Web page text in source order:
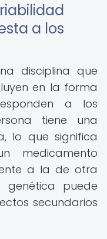
a los
disciplina que
en la forma
a los
tiene una
lo que significa
medicamento
a la de otra
genética puede
secundarios